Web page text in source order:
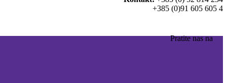
+385 (0)91 605 605 4
Pratite nas na